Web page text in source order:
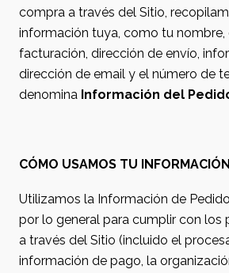
compra a través del Sitio,
información tuya, como tu nombre,
facturación, dirección de envío,
dirección de email y el número de
denomina Información del
CÓMO USAMOS TU
Utilizamos la Información de
por lo general para cumplir con los
a través del Sitio (incluido el
información de pago, la